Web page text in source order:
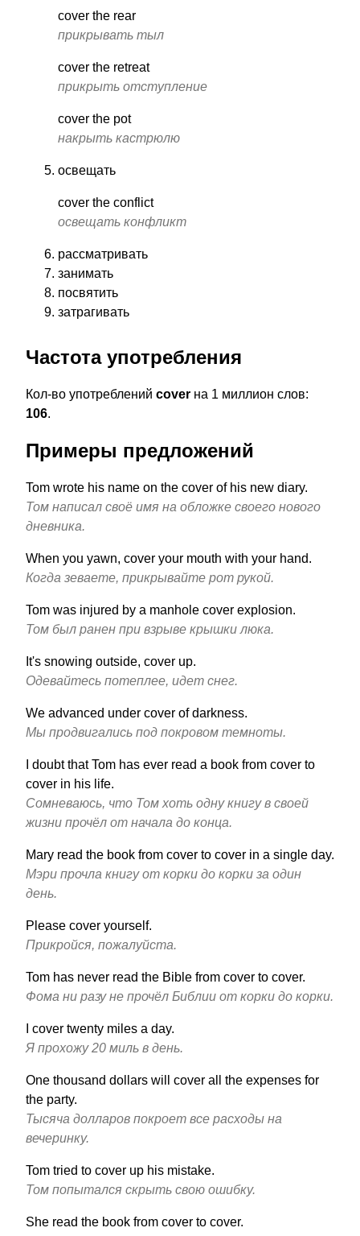
cover the rear
прикрывать тыл
cover the retreat
прикрыть отступление
cover the pot
накрыть кастрюлю
освещать
cover the conflict
освещать конфликт
рассматривать
занимать
посвятить
затрагивать
Частота употребления
Кол-во употреблений cover на 1 миллион слов:
106.
Примеры предложений
Tom wrote his name on the cover of his new diary.
Том написал своё имя на обложке своего нового
дневника.
When you yawn, cover your mouth with your hand.
Когда зеваете, прикрывайте рот рукой.
Tom was injured by a manhole cover explosion.
Том был ранен при взрыве крышки люка.
It's snowing outside, cover up.
Одевайтесь потеплее, идет снег.
We advanced under cover of darkness.
Мы продвигались под покровом темноты.
I doubt that Tom has ever read a book from cover to
cover in his life.
Сомневаюсь, что Том хоть одну книгу в своей
жизни прочёл от начала до конца.
Mary read the book from cover to cover in a single day.
Мэри прочла книгу от корки до корки за один
день.
Please cover yourself.
Прикройся, пожалуйста.
Tom has never read the Bible from cover to cover.
Фома ни разу не прочёл Библии от корки до корки.
I cover twenty miles a day.
Я прохожу 20 миль в день.
One thousand dollars will cover all the expenses for
the party.
Тысяча долларов покроет все расходы на
вечеринку.
Tom tried to cover up his mistake.
Том попытался скрыть свою ошибку.
She read the book from cover to cover.